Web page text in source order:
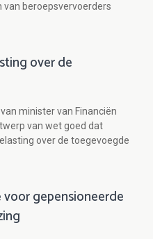
van beroepsvervoerders
over de
minister van Financiën
van wet goed dat
over de toegevoegde
gepensioneerde